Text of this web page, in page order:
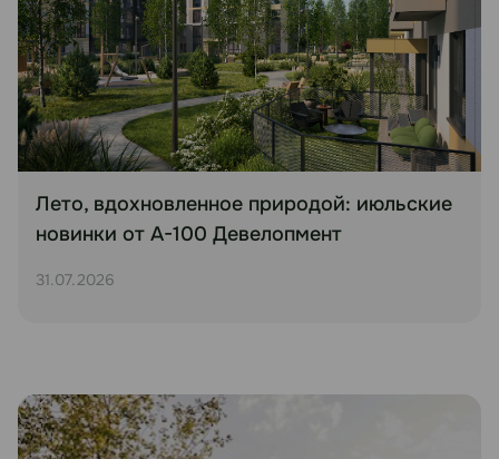
Лето, вдохновленное природой: июльские
новинки от А-100 Девелопмент
31.07.2026